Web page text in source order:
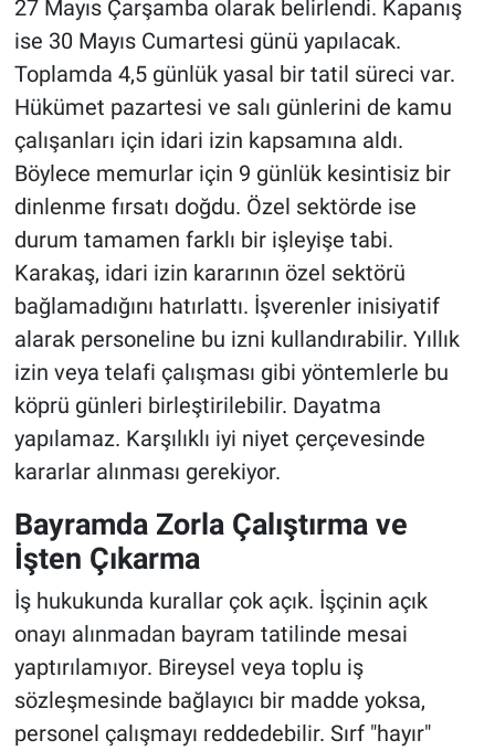
27 Mayıs Çarşamba olarak belirlendi. Kapanış
ise 30 Mayıs Cumartesi günü yapılacak.
Toplamda 4,5 günlük yasal bir tatil süreci var.
Hükümet pazartesi ve salı günlerini de kamu
çalışanları için idari izin kapsamına aldı.
Böylece memurlar için 9 günlük kesintisiz bir
dinlenme fırsatı doğdu. Özel sektörde ise
durum tamamen farklı bir işleyişe tabi.
Karakaş, idari izin kararının özel sektörü
bağlamadığını hatırlattı. İşverenler inisiyatif
alarak personeline bu izni kullandırabilir. Yıllık
izin veya telafi çalışması gibi yöntemlerle bu
köprü günleri birleştirilebilir. Dayatma
yapılamaz. Karşılıklı iyi niyet çerçevesinde
kararlar alınması gerekiyor.
Bayramda Zorla Çalıştırma ve
İşten Çıkarma
İş hukukunda kurallar çok açık. İşçinin açık
onayı alınmadan bayram tatilinde mesai
yaptırılamıyor. Bireysel veya toplu iş
sözleşmesinde bağlayıcı bir madde yoksa,
personel çalışmayı reddedebilir. Sırf "hayır"